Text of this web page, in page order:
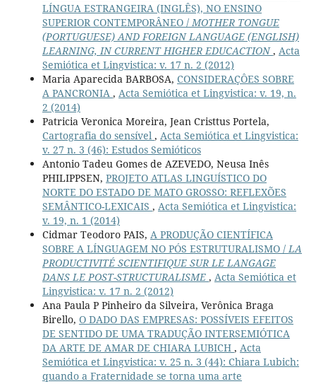
LÍNGUA ESTRANGEIRA (INGLÊS), NO ENSINO
SUPERIOR CONTEMPORÂNEO /MOTHER TONGUE
(PORTUGUESE) AND FOREIGN LANGUAGE (ENGLISH)
LEARNING, IN CURRENT HIGHER EDUCACTION , Acta
Semiótica et Lingvistica: v. 17 n. 2 (2012)
Maria Aparecida BARBOSA, CONSIDERAÇÔES SOBRE
A PANCRONIA , Acta Semiótica et Lingvistica: v. 19, n.
2 (2014)
Patricia Veronica Moreira, Jean Cristtus Portela,
Cartografia do sensível , Acta Semiótica et Lingvistica:
v. 27 n. 3 (46): Estudos Semióticos
Antonio Tadeu Gomes de AZEVEDO, Neusa Inês
PHILIPPSEN, PROJETO ATLAS LINGUÍSTICO DO
NORTE DO ESTADO DE MATO GROSSO: REFLEXÕES
SEMÂNTICO-LEXICAIS , Acta Semiótica et Lingvistica:
v. 19, n. 1 (2014)
Cidmar Teodoro PAIS, A PRODUÇÃO CIENTÍFICA
SOBRE A LÍNGUAGEM NO PÓS ESTRUTURALISMO /LA
PRODUCTIVITÉ SCIENTIFIQUE SUR LE LANGAGE
DANS LE POST-STRUCTURALISME , Acta Semiótica et
Lingvistica: v. 17 n. 2 (2012)
Ana Paula P Pinheiro da Silveira, Verônica Braga
Birello, O DADO DAS EMPRESAS: POSSÍVEIS EFEITOS
DE SENTIDO DE UMA TRADUÇÃO INTERSEMIÓTICA
DA ARTE DE AMAR DE CHIARA LUBICH , Acta
Semiótica et Lingvistica: v. 25 n. 3 (44): Chiara Lubich:
quando a Fraternidade se torna uma arte